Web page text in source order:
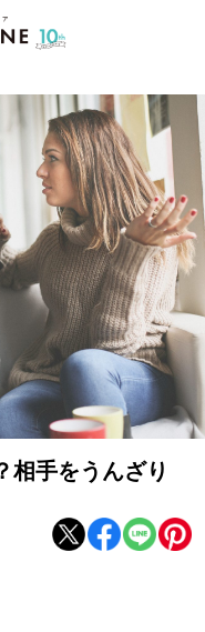
相手をうんざり